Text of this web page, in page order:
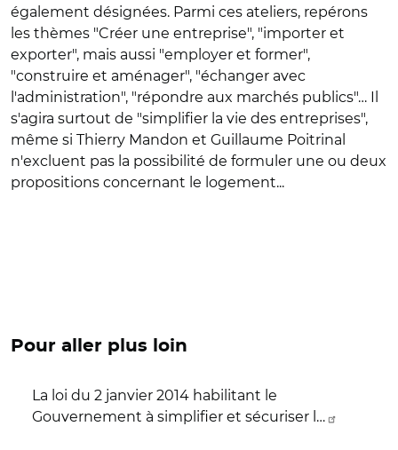
également désignées. Parmi ces ateliers, repérons
les thèmes "Créer une entreprise", "importer et
exporter", mais aussi "employer et former",
"construire et aménager", "échanger avec
l'administration", "répondre aux marchés publics"… Il
s'agira surtout de "simplifier la vie des entreprises",
même si Thierry Mandon et Guillaume Poitrinal
n'excluent pas la possibilité de formuler une ou deux
propositions concernant le logement...
Pour aller plus loin
La loi du 2 janvier 2014 habilitant le
Gouvernement à simplifier et sécuriser l…